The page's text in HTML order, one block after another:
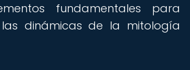
fundamentales para
dinámicas de la mitología